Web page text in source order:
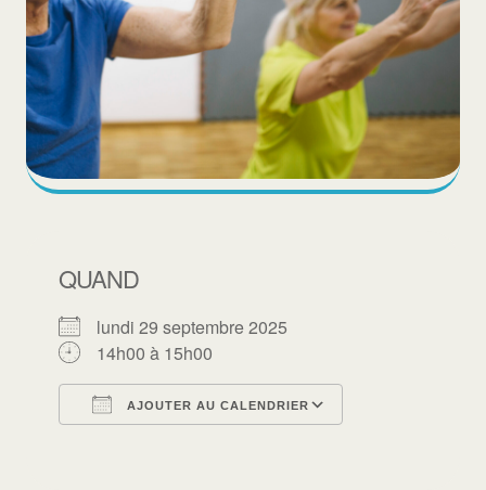
QUAND
lundi 29 septembre 2025
14h00 à 15h00
AJOUTER AU CALENDRIER